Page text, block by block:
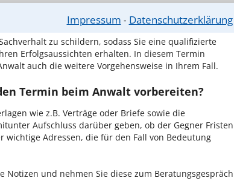
Impressum ⁃ Datenschutzerklärung
Erstgespräch in Münster?
Ihrem Rechtsanwalt für Schulden in Münster haben
zu schildern, sodass Sie eine qualifizierte
Erfolgsaussichten erhalten. In diesem Termin
auch die weitere Vorgehensweise in Ihrem Fall.
Termin beim Anwalt vorbereiten?
wie z.B. Verträge oder Briefe sowie die
Aufschluss darüber geben, ob der Gegner Fristen
wichtige Adressen, die für den Fall von Bedeutung
Notizen und nehmen Sie diese zum Beratungsgespräch